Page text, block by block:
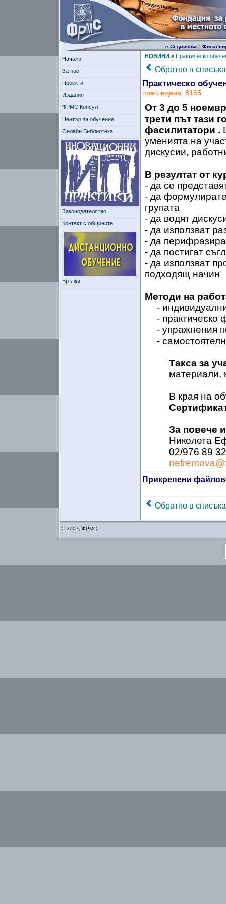
е-Седмичник|
Начало
За нас
Проекти
Издания
ФРМС Консулт
Център за обучение
Онлайн Библиотека
Законодателство
Контакт с общините
Връзки
НОВИНИ» Практическо
Обратно в списъка
Практическо
прегледана: 8165
От 3 до 5
трети път тази
фасилитатори .
уменията на
дискусии,
В резултат от
- да се
- да
групата
- да водят
- да използват
- да
- да постигат
- да използват
подходящ начин
Методи на
-
- практическо
- упражнения
-
Такса за
материали,
В края на
За повече
Николета
02/976 89 32
Прикрепени
Обратно в списъка
© 2007, ФРМС